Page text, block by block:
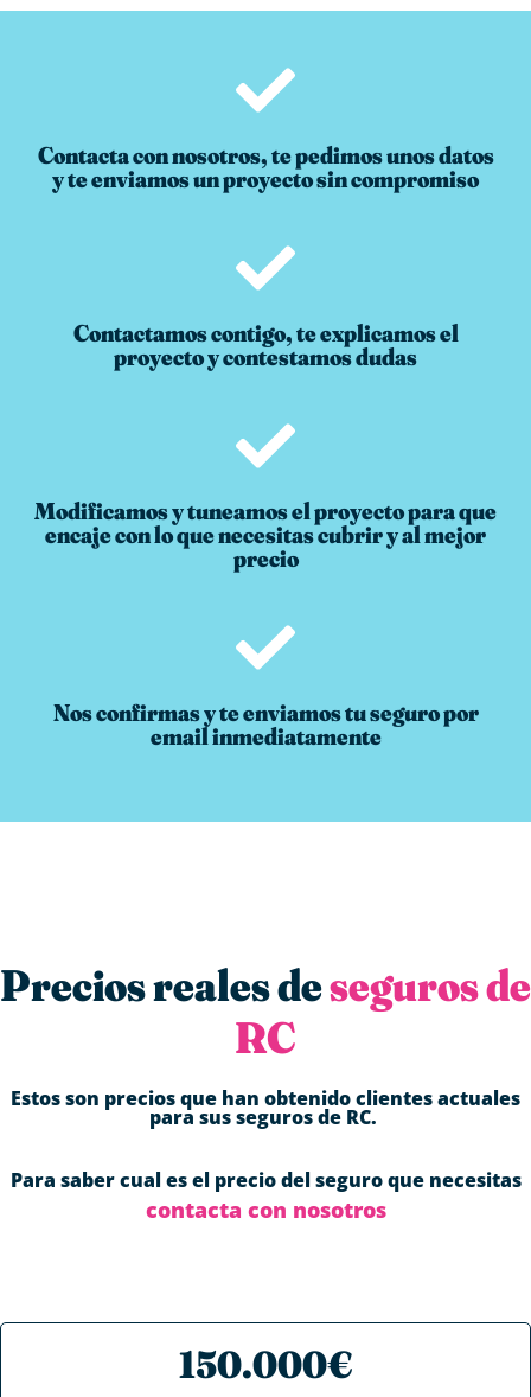
Contacta con nosotros, te pedimos unos datos
y te enviamos un proyecto sin compromiso
Contactamos contigo, te explicamos el
proyecto y contestamos dudas
Modificamos y tuneamos el proyecto para que
encaje con lo que necesitas cubrir y al mejor
precio
Nos confirmas y te enviamos tu seguro por
email inmediatamente
Precios reales deseguros de
RC
Estos son precios que han obtenido clientes actuales
para sus seguros de RC.
Para saber cual es el precio del seguro que necesitas
contacta con nosotros
150.000€